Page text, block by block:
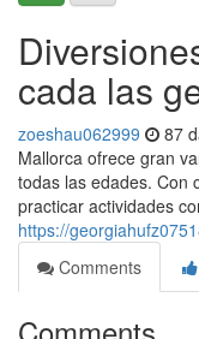
cada las
zoeshau062999 87
Mallorca ofrece gran
todas las edades. Con
practicar actividades
https://
Comments